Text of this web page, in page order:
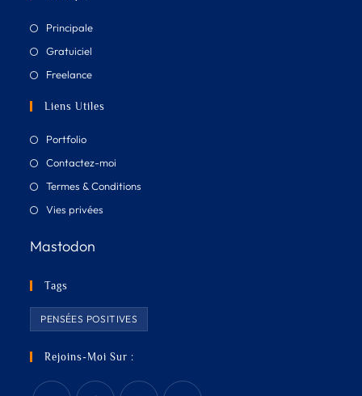
Principale
Gratuiciel
Freelance
Liens Utiles
Portfolio
Contactez-moi
Termes & Conditions
Vies privées
Mastodon
Tags
PENSÉES POSITIVES
Rejoins-Moi Sur :